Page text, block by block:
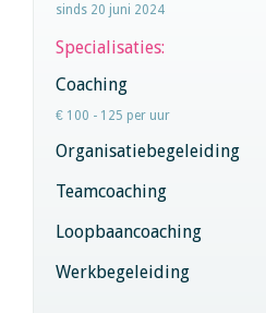
sinds 20 juni 2024
Specialisaties:
Coaching
€ 100 - 125 per uur
Organisatiebegeleiding
Teamcoaching
Loopbaancoaching
Werkbegeleiding